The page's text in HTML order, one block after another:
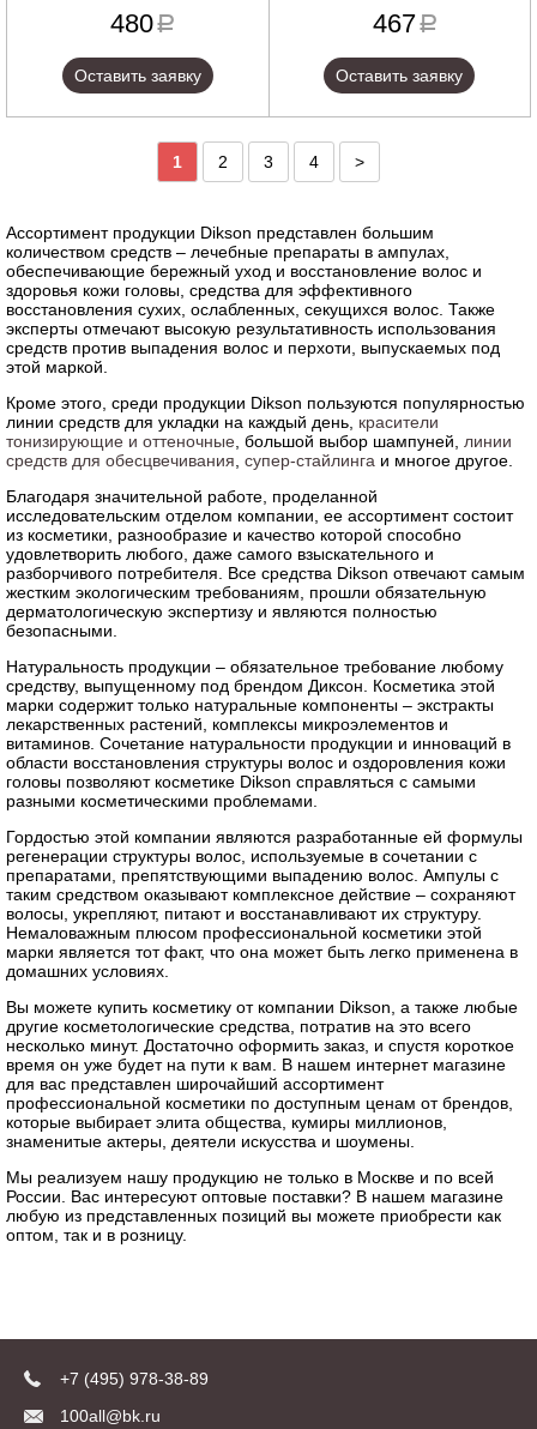
YELLOW, 250 мл.
480a
Оставить заявку
ANTI-HAIR LOSS WITH
HAIRACTIVE, 250 мл.
467a
Оставить заявку
1 2 3 4 >
Ассортимент продукции Dikson представлен большим
количеством средств – лечебные препараты в ампулах,
обеспечивающие бережный уход и восстановление волос и
здоровья кожи головы, средства для эффективного
восстановления сухих, ослабленных, секущихся волос. Также
эксперты отмечают высокую результативность использования
средств против выпадения волос и перхоти, выпускаемых под
этой маркой.
Кроме этого, среди продукции Dikson пользуются популярностью
линии средств для укладки на каждый день, красители
тонизирующие и оттеночные , большой выбор шампуней, линии
средств для обесцвечивания супер-стайлинга и многое другое.
Благодаря значительной работе, проделанной
исследовательским отделом компании, ее ассортимент состоит
из косметики, разнообразие и качество которой способно
удовлетворить любого, даже самого взыскательного и
разборчивого потребителя. Все средства Dikson отвечают самым
жестким экологическим требованиям, прошли обязательную
дерматологическую экспертизу и являются полностью
безопасными.
Натуральность продукции – обязательное требование любому
средству, выпущенному под брендом Диксон. Косметика этой
марки содержит только натуральные компоненты – экстракты
лекарственных растений, комплексы микроэлементов и
витаминов. Сочетание натуральности продукции и инноваций в
области восстановления структуры волос и оздоровления кожи
головы позволяют косметике Dikson справляться с самыми
разными косметическими проблемами.
Гордостью этой компании являются разработанные ей формулы
регенерации структуры волос, используемые в сочетании с
препаратами, препятствующими выпадению волос. Ампулы с
таким средством оказывают комплексное действие – сохраняют
волосы, укрепляют, питают и восстанавливают их структуру.
Немаловажным плюсом профессиональной косметики этой
марки является тот факт, что она может быть легко применена в
домашних условиях.
Вы можете купить косметику от компании Dikson, а также любые
другие косметологические средства, потратив на это всего
несколько минут. Достаточно оформить заказ, и спустя короткое
время он уже будет на пути к вам. В нашем интернет магазине
для вас представлен широчайший ассортимент
профессиональной косметики по доступным ценам от брендов,
которые выбирает элита общества, кумиры миллионов,
знаменитые актеры, деятели искусства и шоумены.
Мы реализуем нашу продукцию не только в Москве и по всей
России. Вас интересуют оптовые поставки? В нашем магазине
любую из представленных позиций вы можете приобрести как
оптом, так и в розницу.
+7 (495) 978-38-89
100all@bk.ru